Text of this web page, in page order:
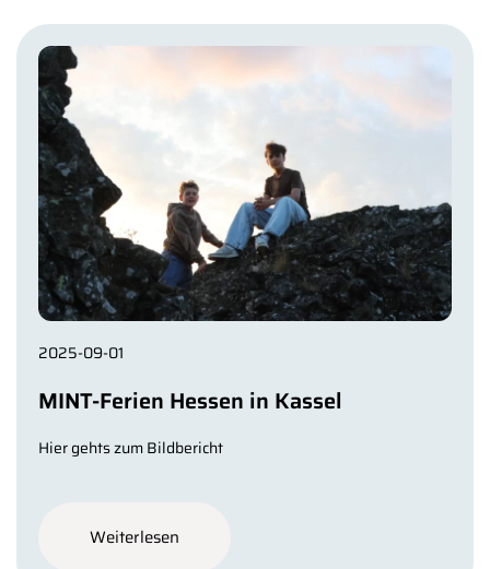
2025-09-01
MINT-Ferien Hessen in Kassel
Hier gehts zum Bildbericht
Weiterlesen